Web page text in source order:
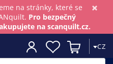
×
na stránky, které se
Pro bezpečný
na scanquilt.cz.
CZ